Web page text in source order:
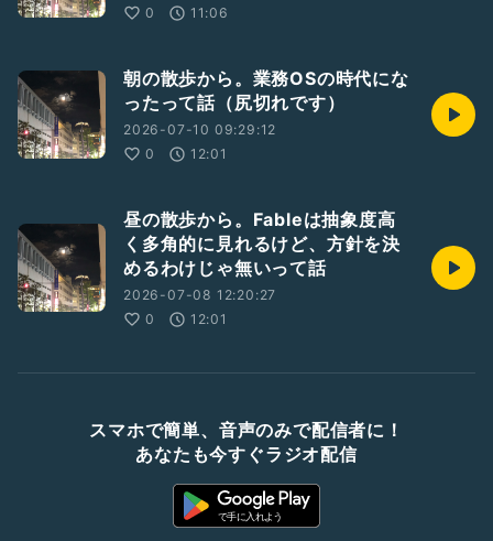
0
11:06
朝の散歩から。業務OSの時代にな
ったって話（尻切れです）
2026-07-10 09:29:12
0
12:01
昼の散歩から。Fableは抽象度高
く多角的に見れるけど、方針を決
めるわけじゃ無いって話
2026-07-08 12:20:27
0
12:01
スマホで簡単、音声のみで配信者に！
あなたも今すぐラジオ配信